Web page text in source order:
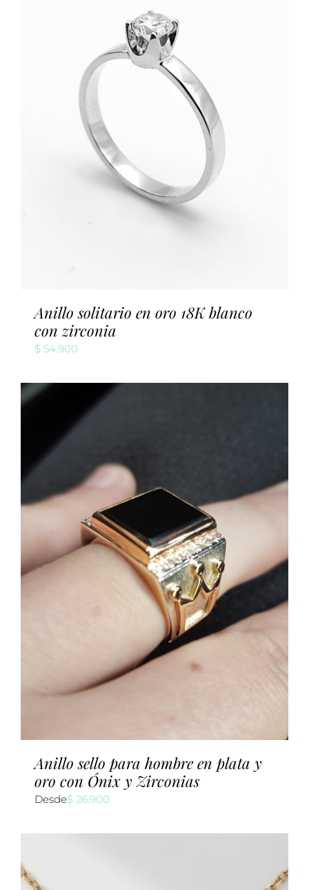
Anillo solitario en oro 18K blanco
con zirconia
$ 54.900
Anillo sello para hombre en plata y
oro con Ónix y Zirconias
Desde$ 26.900